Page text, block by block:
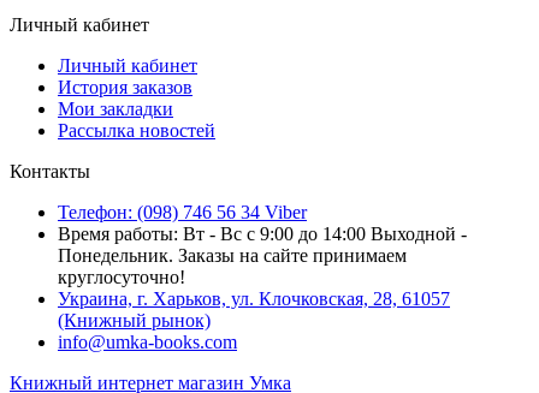
Личный кабинет
Личный кабинет
История заказов
Мои закладки
Рассылка новостей
Контакты
Телефон: (098) 746 56 34 Viber
Время работы: Вт - Вс с 9:00 до 14:00 Выходной -
Понедельник. Заказы на сайте принимаем
круглосуточно!
Украина, г. Харьков, ул. Клочковская, 28, 61057
(Книжный рынок)
info@umka-books.com
Книжный интернет магазин Умка